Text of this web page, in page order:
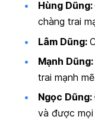
Hùng Dũng:
chàng trai
Lâm Dũng:
Mạnh Dũng:
trai mạnh
Ngọc Dũng:
và được mọi